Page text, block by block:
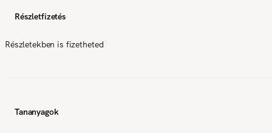
Részletfizetés
Részletekben is fizetheted
Tananyagok